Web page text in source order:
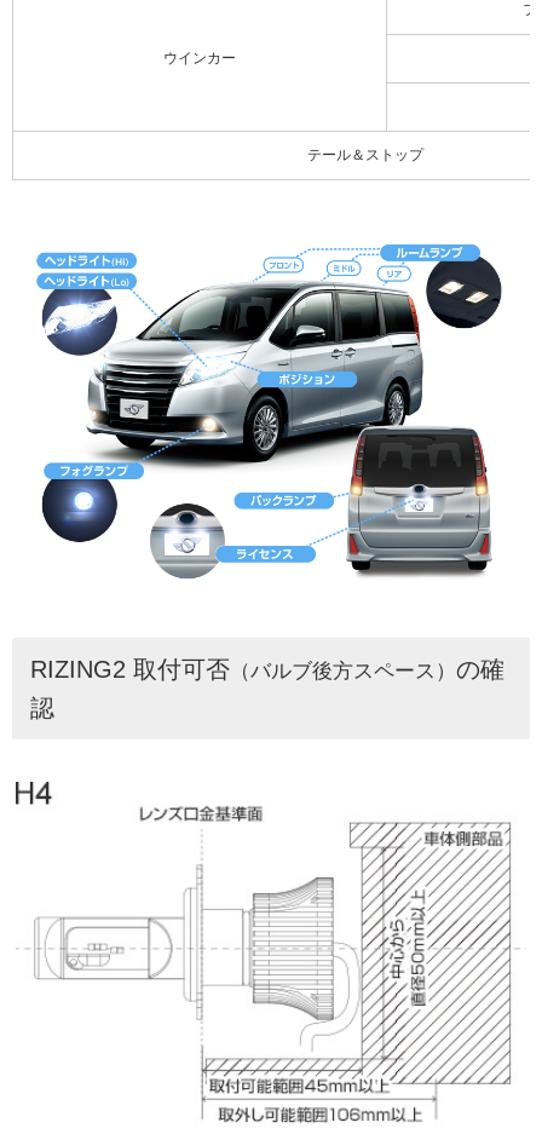
ウインカー
フ
テール＆ストップ
RIZING2 取付可否 （バルブ後方スペース） の確
認